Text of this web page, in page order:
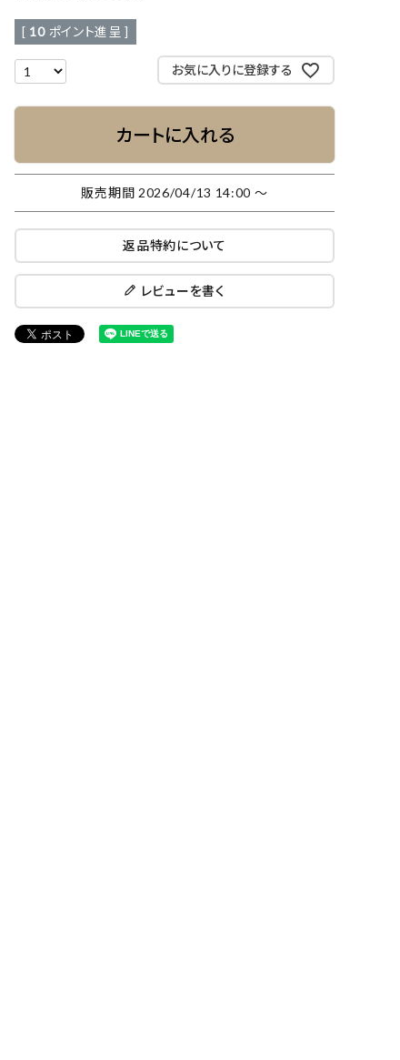
[ 10 ポイント進呈 ]
お気に入りに登録する
カートに入れる
販売期間 2026/04/13 14:00 〜
返品特約について
レビューを書く